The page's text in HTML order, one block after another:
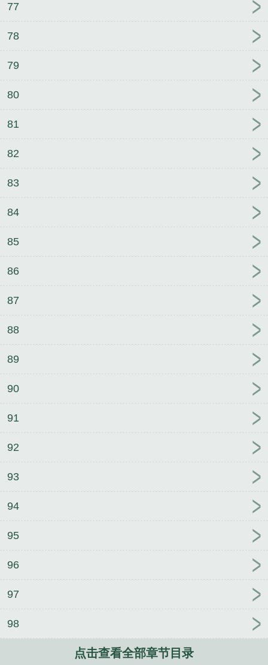
77
78
79
80
81
82
83
84
85
86
87
88
89
90
91
92
93
94
95
96
97
98
点击查看全部章节目录